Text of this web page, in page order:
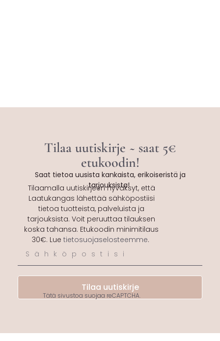
Tilaa uutiskirje ~ saat 5€
etukoodin!
Saat tietoa uusista kankaista, erikoiseristä ja
tarjouksista!
Tilaamalla uutiskirjeen hyväksyt, että
Laatukangas lähettää sähköpostiisi
tietoa tuotteista, palveluista ja
tarjouksista. Voit peruuttaa tilauksen
koska tahansa. Etukoodin minimitilaus
30€. Lue tietosuojaselosteemme.
Tilaa uutiskirje
Tätä sivustoa suojaa reCAPTCHA.